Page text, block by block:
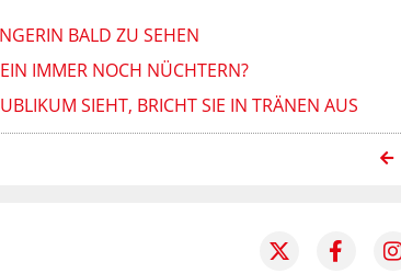
BALD ZU SEHEN
IMMER NOCH NÜCHTERN?
SIEHT, BRICHT SIE IN TRÄNEN AUS